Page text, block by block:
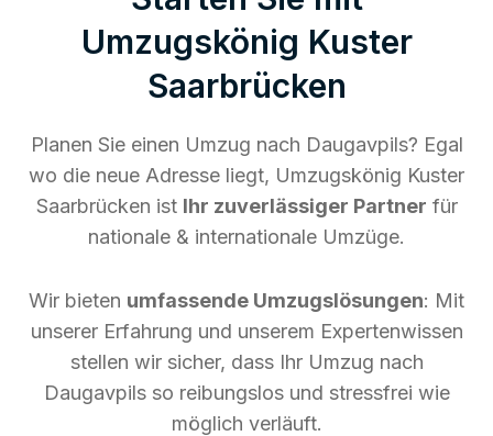
Umzugskönig Kuster
Saarbrücken
Planen Sie einen Umzug nach Daugavpils? Egal
wo die neue Adresse liegt, Umzugskönig Kuster
Saarbrücken ist Ihr zuverlässiger Partner für
nationale & internationale Umzüge.
Wir bieten umfassende Umzugslösungen: Mit
unserer Erfahrung und unserem Expertenwissen
stellen wir sicher, dass Ihr Umzug nach
Daugavpils so reibungslos und stressfrei wie
möglich verläuft.